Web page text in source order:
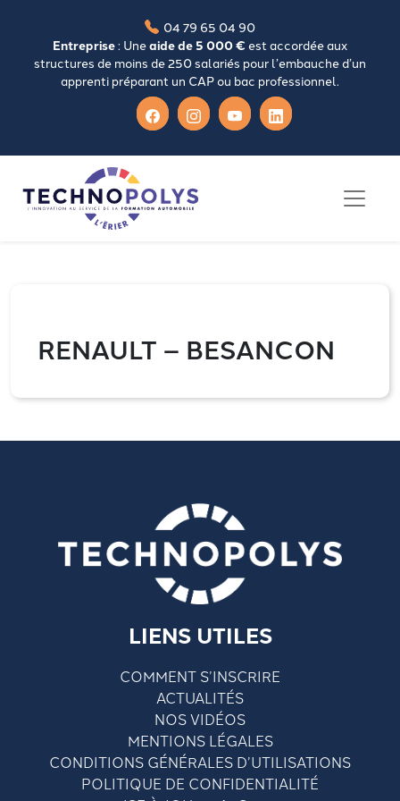
04 79 65 04 90
Entreprise: Uneaide de 5 000 € est accordée aux
structures de moins de 250 salariés pour l’embauche d’un
apprenti préparant un CAP ou bac professionnel.
RENAULT – BESANCON
LIENS UTILES
COMMENT S’INSCRIRE
ACTUALITÉS
NOS VIDÉOS
MENTIONS LÉGALES
CONDITIONS GÉNÉRALES D’UTILISATIONS
POLITIQUE DE CONFIDENTIALITÉ